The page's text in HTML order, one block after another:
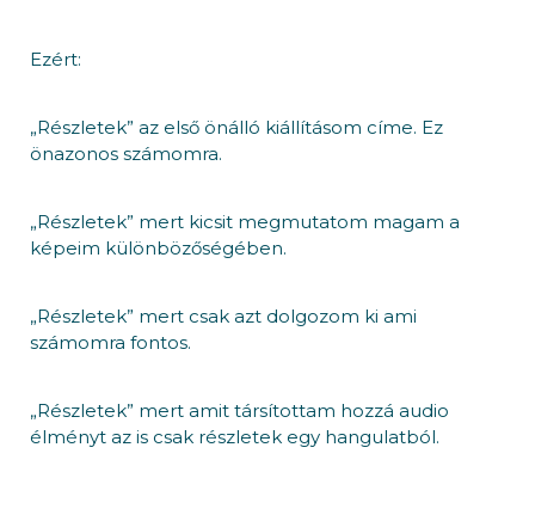
Ezért:
„Részletek” az első önálló kiállításom címe. Ez
önazonos számomra.
„Részletek” mert kicsit megmutatom magam a
képeim különbözőségében.
„Részletek” mert csak azt dolgozom ki ami
számomra fontos.
„Részletek” mert amit társítottam hozzá audio
élményt az is csak részletek egy hangulatból.